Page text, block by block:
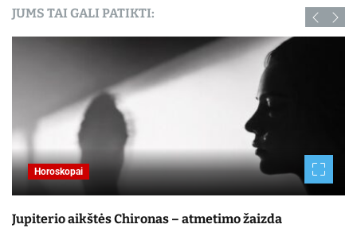
JUMS TAI GALI PATIKTI:
Horoskopai
Jupiterio aikštės Chironas – atmetimo žaizda